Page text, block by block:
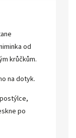
od
krůčkům.
na dotyk.
po